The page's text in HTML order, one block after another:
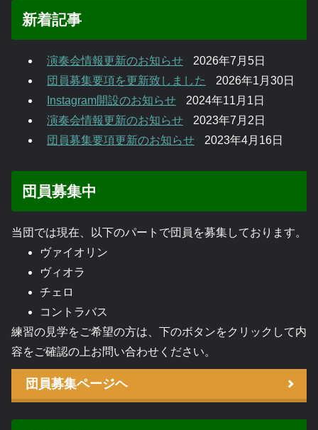
新着記事
演奏会情報更新のお知らせ
2026年7月5日
団員募集要項を更新致しました
2026年1月30日
Instagram開設のお知らせ
2024年11月1日
演奏会情報更新のお知らせ
2023年7月2日
団員募集要項更新のお知らせ
2023年4月16日
団員募集中
当団では現在、以下のパートで団員を募集しております。
ヴァイオリン
ヴィオラ
チェロ
コントラバス
練習の見学をご希望の方は、下のボタンをクリックして内
容をご確認の上お問い合わせください。
団員募集ページヘ